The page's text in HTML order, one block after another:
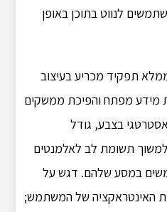
לנווט בתוכן באופן
תפקיד מכריע בעיצוב
מידע מפתח והפיכת ממשקים
אסטרטגי בצבע, גודל
למשוך תשומת לב לאלמנטים
במסע שלהם. דגש על
האינטראקציה של המשתמש;